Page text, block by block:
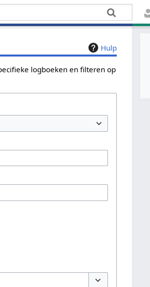
Hulp
logboeken en filteren op